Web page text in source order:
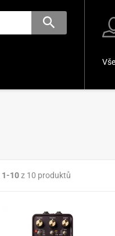
1-10z 10 produktů